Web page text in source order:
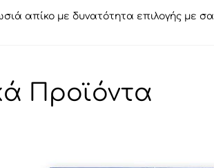
απίκο με δυνατότητα επιλογής με
Προϊόντα